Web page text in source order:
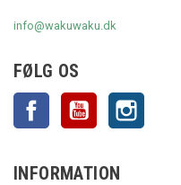
info@wakuwaku.dk
FØLG OS
Facebook YouTube
INFORMATION